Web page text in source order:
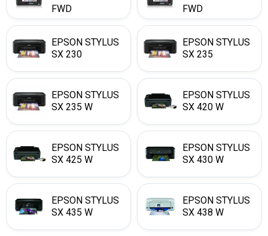
FWD
FWD
EPSON STYLUS
SX 230
EPSON STYLUS
SX 235
EPSON STYLUS
SX 235 W
EPSON STYLUS
SX 420 W
EPSON STYLUS
SX 425 W
EPSON STYLUS
SX 430 W
EPSON STYLUS
SX 435 W
EPSON STYLUS
SX 438 W